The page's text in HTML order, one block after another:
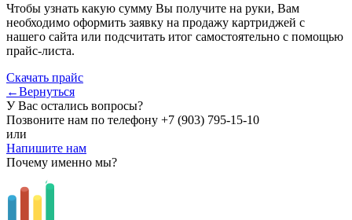
Чтобы узнать какую сумму Вы получите на руки, Вам
необходимо оформить заявку на продажу картриджей с
нашего сайта или подсчитать итог самостоятельно с помощью
прайс-листа.
Скачать прайс
←Вернуться
У Вас остались вопросы?
Позвоните нам по телефону +7 (903) 795-15-10
или
Напишите нам
Почему именно мы?